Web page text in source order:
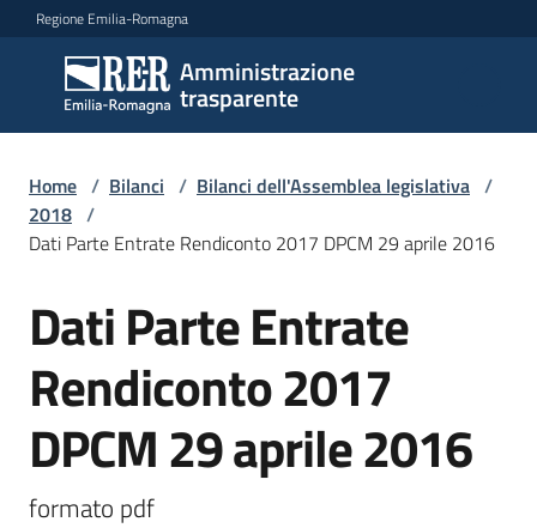
Vai al contenuto
Vai alla navigazione
Vai al footer
Regione Emilia-Romagna
Amministrazione
trasparente
Amministrazione
trasparente
Sottosezioni
Accesso
Home / Bilanci / Bilanci dell'Assemblea legislativa /
2018 /
Dati Parte Entrate Rendiconto 2017 DPCM 29 aprile 2016
Dati Parte Entrate
Rendiconto 2017
DPCM 29 aprile 2016
formato pdf